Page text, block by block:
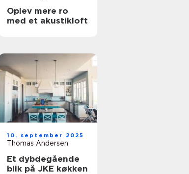
Oplev mere ro
med et akustikloft
10. september 2025
Thomas Andersen
Et dybdegående
blik på JKE køkken